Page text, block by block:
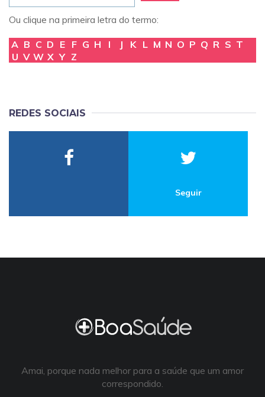
Ou clique na primeira letra do termo:
A B C D E F G H I J K L M N O P Q R S T
U V W X Y Z
REDES SOCIAIS
Seguir
Amai, porque nada melhor para a saúde que um amor
correspondido.